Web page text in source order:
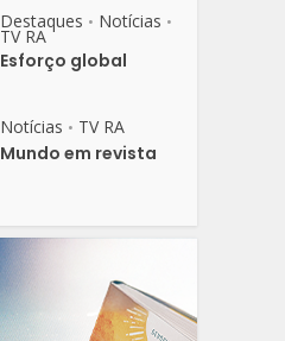
Destaques • Notícias •
TV RA
Esforço global
Notícias • TV RA
Mundo em revista